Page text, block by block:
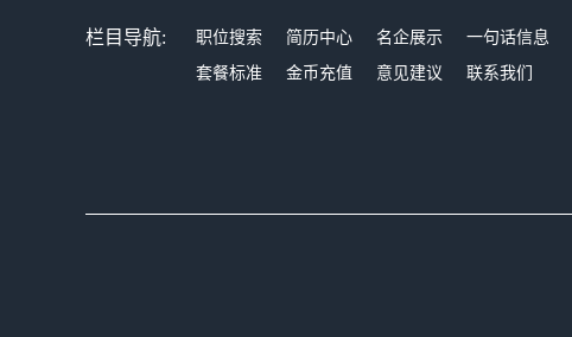
栏目导航: 职位搜索 简历中心 名企展示 一句话信息
套餐标准
金币充值 意见建议 联系我们